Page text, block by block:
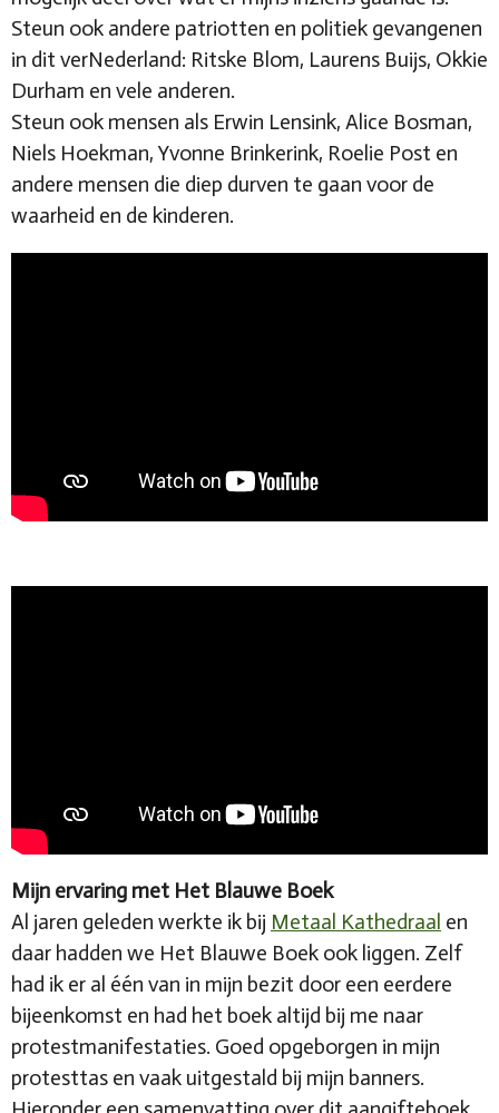
Steun ook andere patriotten en politiek gevangenen
in dit verNederland: Ritske Blom, Laurens Buijs, Okkie
Durham en vele anderen.
Steun ook mensen als Erwin Lensink, Alice Bosman,
Niels Hoekman, Yvonne Brinkerink, Roelie Post en
andere mensen die diep durven te gaan voor de
waarheid en de kinderen.
Mijn ervaring met Het Blauwe Boek
Al jaren geleden werkte ik bij Metaal Kathedraal en
daar hadden we Het Blauwe Boek ook liggen. Zelf
had ik er al één van in mijn bezit door een eerdere
bijeenkomst en had het boek altijd bij me naar
protestmanifestaties. Goed opgeborgen in mijn
protesttas en vaak uitgestald bij mijn banners.